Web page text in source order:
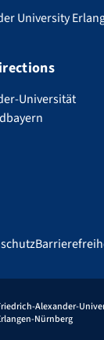
University
Universität
Alexander-
Nürnberg